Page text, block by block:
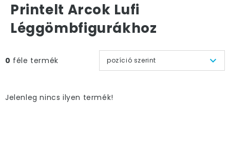
Printelt Arcok Lufi
Léggömbfigurákhoz
0 féle termék pozíció szerint
Jelenleg nincs ilyen termék!